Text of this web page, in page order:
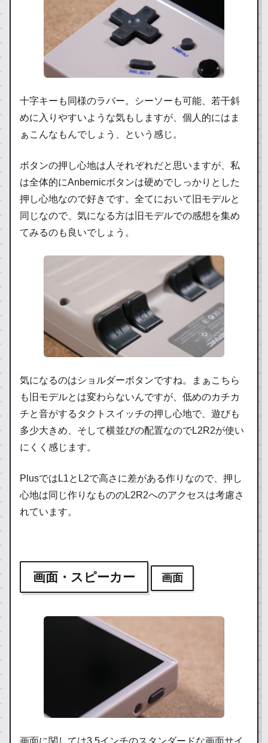
十字キーも同様のラバー。シーソーも可能、若干斜
めに入りやすいような気もしますが、個人的にはま
ぁこんなもんでしょう、という感じ。
ボタンの押し心地は人それぞれだと思いますが、私
は全体的にAnbernicボタンは硬めでしっかりとした
押し心地なので好きです。全てにおいて旧モデルと
同じなので、気になる方は旧モデルでの感想を集め
てみるのも良いでしょう。
気になるのはショルダーボタンですね。まぁこちら
も旧モデルとは変わらないんですが、低めのカチカ
チと音がするタクトスイッチの押し心地で、遊びも
多少大きめ、そして横並びの配置なのでL2R2が使い
にくく感じます。
PlusではL1とL2で高さに差がある作りなので、押し
心地は同じ作りなもののL2R2へのアクセスは考慮さ
れています。
画面・スピーカー 画面
画面に関しては3.5インチのスタンダードな画面サイ